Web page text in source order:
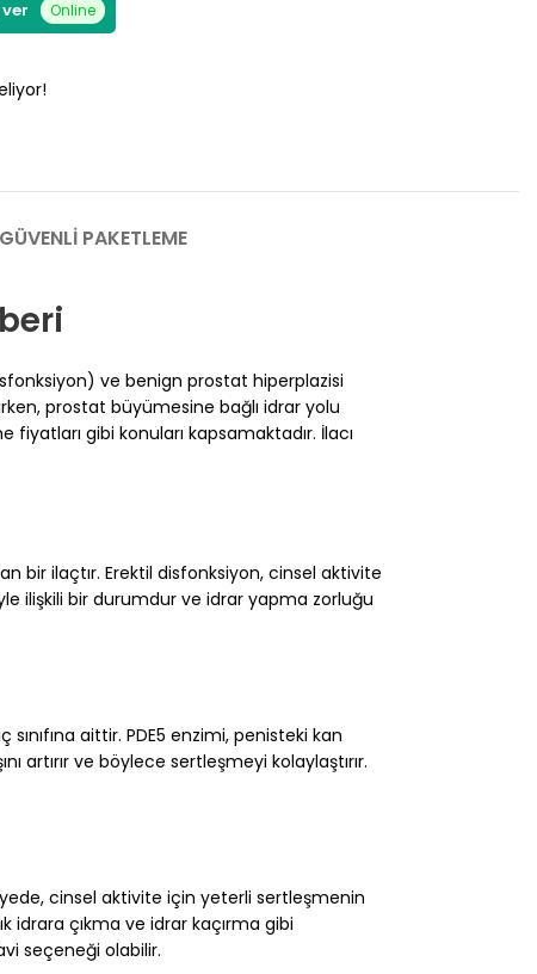
Online
PAKETLEME
ve benign prostat hiperplazisi
prostat büyümesine bağlı idrar yolu
gibi konuları kapsamaktadır. İlacı
bir ilaçtır. Erektil disfonksiyon, cinsel aktivite
ilişkili bir durumdur ve idrar yapma zorluğu
aittir. PDE5 enzimi, penisteki kan
artırır ve böylece sertleşmeyi kolaylaştırır.
cinsel aktivite için yeterli sertleşmenin
idrara çıkma ve idrar kaçırma gibi
seçeneği olabilir.